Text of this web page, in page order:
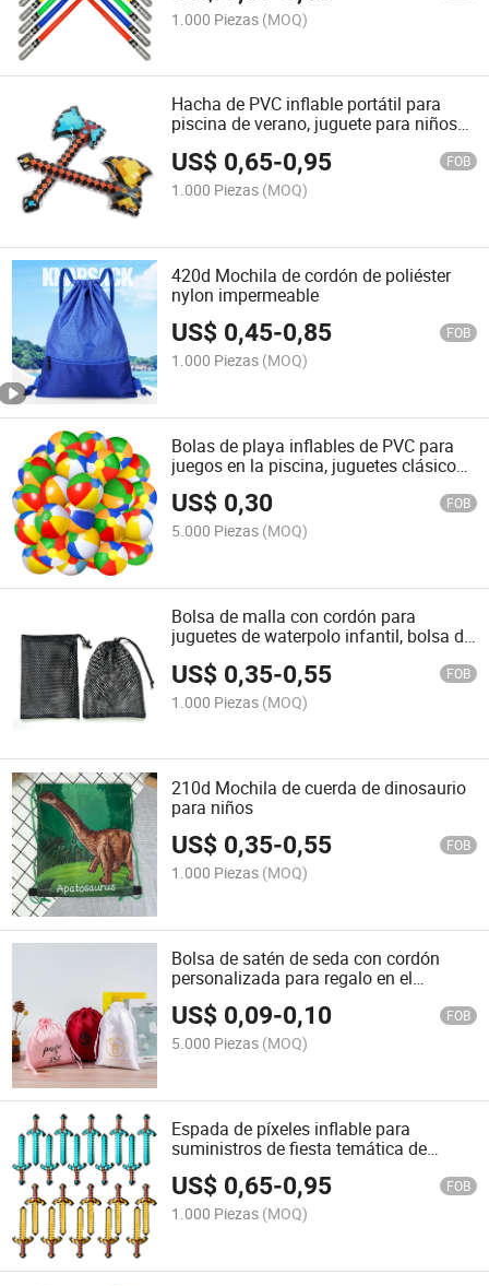
1.000 Piezas (MOQ)
Hacha de PVC inflable portátil para
piscina de verano, juguete para niños
para jugar en el agua
US$ 0,65-0,95 FOB
1.000 Piezas (MOQ)
420d Mochila de cordón de poliéster
nylon impermeable
US$ 0,45-0,85 FOB
1.000 Piezas (MOQ)
Bolas de playa inflables de PVC para
juegos en la piscina, juguetes clásicos
inflables para fiestas, suministros y
fiestas de verano
US$ 0,30 FOB
5.000 Piezas (MOQ)
Bolsa de malla con cordón para
juguetes de waterpolo infantil, bolsa de
de tela
US$ 0,35-0,55 FOB
1.000 Piezas (MOQ)
210d Mochila de cuerda de dinosaurio
para niños
US$ 0,35-0,55 FOB
1.000 Piezas (MOQ)
Bolsa de satén de seda con cordón
personalizada para regalo en el
mercado mayorista
US$ 0,09-0,10 FOB
5.000 Piezas (MOQ)
Espada de píxeles inflable para
suministros de fiesta temática de
cumpleaños y Halloween
US$ 0,65-0,95 FOB
1.000 Piezas (MOQ)